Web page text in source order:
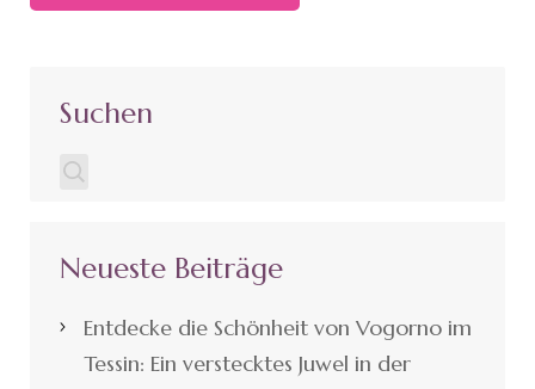
Suchen
Neueste Beiträge
Entdecke die Schönheit von Vogorno im
Tessin: Ein verstecktes Juwel in der